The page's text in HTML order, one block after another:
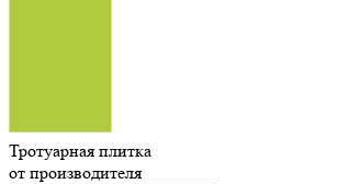
Тротуарная плитка
от производителя